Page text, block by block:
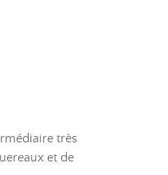
très
et de